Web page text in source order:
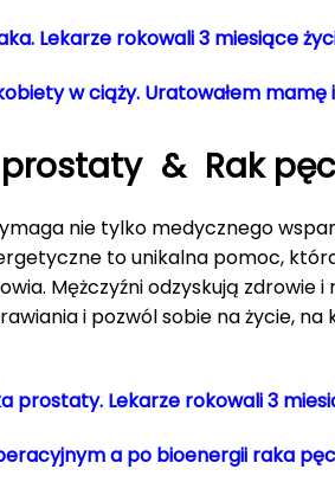
Lekarze rokowali 3 miesiące
w ciąży. Uratowałem mamę
prostaty & Rak
nie tylko medycznego
to unikalna pomoc,
Mężczyźni odzyskują zdrowie
i pozwól sobie na życie, na
prostaty. Lekarze rokowali 3
a po bioenergii raka